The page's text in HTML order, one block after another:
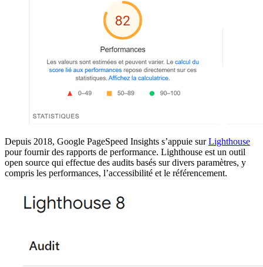
Depuis 2018, Google PageSpeed Insights s’appuie surLighthouse
pour fournir des rapports de performance. Lighthouse est un outil
open source qui effectue des audits basés sur divers paramètres, y
compris les performances, l’accessibilité et le référencement.